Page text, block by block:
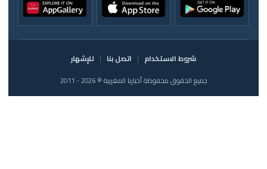
شروط الاستخدام اتصل بنا
للإشهار
جميع الحقوق محفوظة أخبارنا المغربية © 2026 - 2011